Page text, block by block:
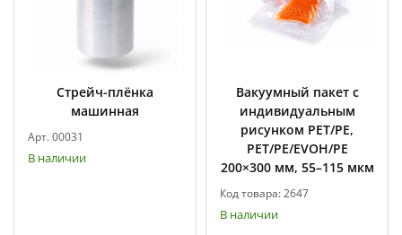
Стрейч-плёнка
машинная
Арт. 00031
В наличии
Вакуумный пакет с
индивидуальным
рисунком PET/PE,
PET/PE/EVOH/PE
200×300 мм, 55–115 мкм
Код товара: 2647
В наличии